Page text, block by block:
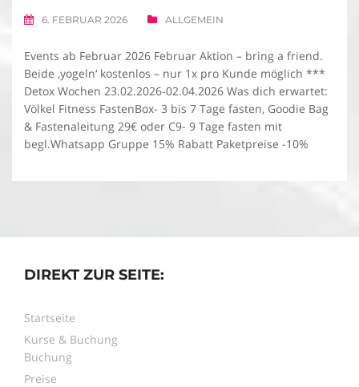
6. FEBRUAR 2026 ALLGEMEIN
Events ab Februar 2026 Februar Aktion – bring a friend.
Beide ‚yogeln‘ kostenlos – nur 1x pro Kunde möglich ***
Detox Wochen 23.02.2026-02.04.2026 Was dich erwartet:
Völkel Fitness FastenBox- 3 bis 7 Tage fasten, Goodie Bag
& Fastenaleitung 29€ oder C9- 9 Tage fasten mit
begl.Whatsapp Gruppe 15% Rabatt Paketpreise -10%
DIREKT ZUR SEITE:
Startseite
Kurse & Buchung
Buchung
Preise